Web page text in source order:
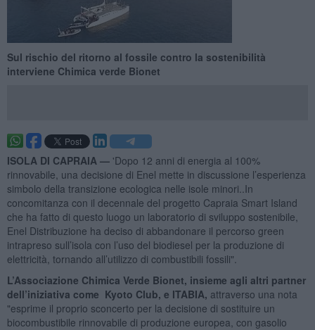
Sul rischio del ritorno al fossile contro la sostenibilità
interviene Chimica verde Bionet
ISOLA DI CAPRAIA — 'Dopo 12 anni di energia al 100%
rinnovabile, una decisione di Enel mette in discussione l’esperienza
simbolo della transizione ecologica nelle isole minori..In
concomitanza con il decennale del progetto Capraia Smart Island
che ha fatto di questo luogo un laboratorio di sviluppo sostenibile,
Enel Distribuzione ha deciso di abbandonare il percorso green
intrapreso sull’isola con l’uso del biodiesel per la produzione di
elettricità, tornando all’utilizzo di combustibili fossili".
L’Associazione Chimica Verde Bionet, insieme agli altri partner
dell’iniziativa come Kyoto Club, e ITABIA, attraverso una nota
"esprime il proprio sconcerto per la decisione di sostituire un
biocombustibile rinnovabile di produzione europea, con gasolio